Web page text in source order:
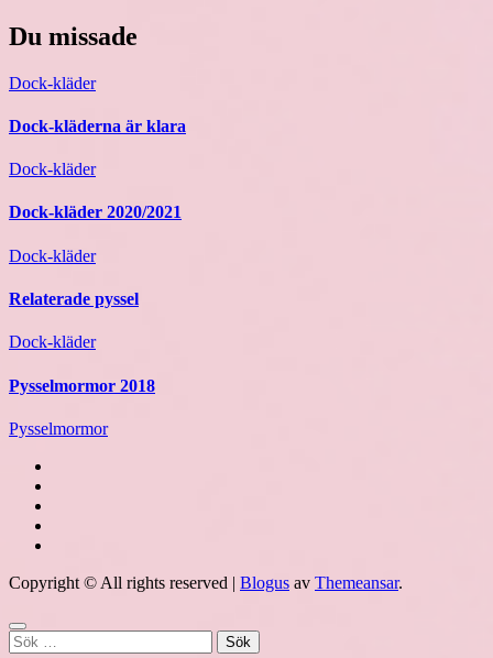
Du missade
Dock-kläder
Dock-kläderna är klara
Dock-kläder
Dock-kläder 2020/2021
Dock-kläder
Relaterade pyssel
Dock-kläder
Pysselmormor 2018
Pysselmormor
Copyright © All rights reserved | Blogus av Themeansar.
Sök